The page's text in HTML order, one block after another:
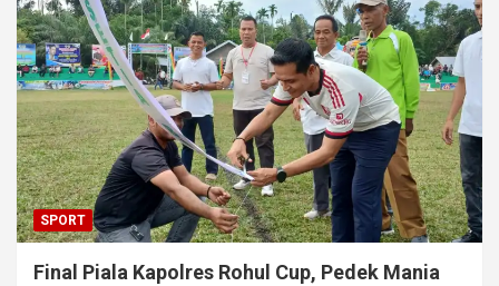
SPORT
Final Piala Kapolres Rohul Cup, Pedek Mania